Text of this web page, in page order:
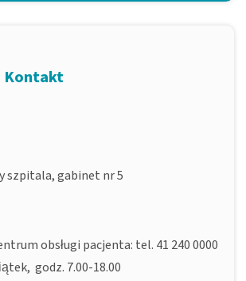
Kontakt
szpitala, gabinet nr 5
obsługi pacjenta: tel. 41 240 0000
godz. 7.00-18.00